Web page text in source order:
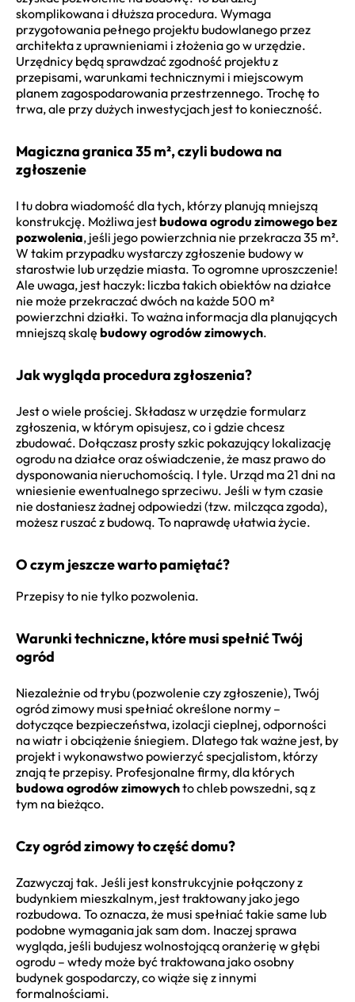
skomplikowana i dłuższa procedura. Wymaga
przygotowania pełnego projektu budowlanego przez
architekta z uprawnieniami i złożenia go w urzędzie.
Urzędnicy będą sprawdzać zgodność projektu z
przepisami, warunkami technicznymi i miejscowym
planem zagospodarowania przestrzennego. Trochę to
trwa, ale przy dużych inwestycjach jest to konieczność.
Magiczna granica 35 m², czyli budowa na
zgłoszenie
I tu dobra wiadomość dla tych, którzy planują mniejszą
konstrukcję. Możliwa jestbudowa ogrodu zimowego bez
pozwolenia, jeśli jego powierzchnia nie przekracza 35 m².
W takim przypadku wystarczy zgłoszenie budowy w
starostwie lub urzędzie miasta. To ogromne uproszczenie!
Ale uwaga, jest haczyk: liczba takich obiektów na działce
nie może przekraczać dwóch na każde 500 m²
powierzchni działki. To ważna informacja dla planujących
mniejszą skalę budowy ogrodów zimowych.
Jak wygląda procedura zgłoszenia?
Jest o wiele prościej. Składasz w urzędzie formularz
zgłoszenia, w którym opisujesz, co i gdzie chcesz
zbudować. Dołączasz prosty szkic pokazujący lokalizację
ogrodu na działce oraz oświadczenie, że masz prawo do
dysponowania nieruchomością. I tyle. Urząd ma 21 dni na
wniesienie ewentualnego sprzeciwu. Jeśli w tym czasie
nie dostaniesz żadnej odpowiedzi (tzw. milcząca zgoda),
możesz ruszać z budową. To naprawdę ułatwia życie.
O czym jeszcze warto pamiętać?
Przepisy to nie tylko pozwolenia.
Warunki techniczne, które musi spełnić Twój
ogród
Niezależnie od trybu (pozwolenie czy zgłoszenie), Twój
ogród zimowy musi spełniać określone normy –
dotyczące bezpieczeństwa, izolacji cieplnej, odporności
na wiatr i obciążenie śniegiem. Dlatego tak ważne jest, by
projekt i wykonawstwo powierzyć specjalistom, którzy
znają te przepisy. Profesjonalne firmy, dla których
budowa ogrodów zimowychto chleb powszedni, są z
tym na bieżąco.
Czy ogród zimowy to część domu?
Zazwyczaj tak. Jeśli jest konstrukcyjnie połączony z
budynkiem mieszkalnym, jest traktowany jako jego
rozbudowa. To oznacza, że musi spełniać takie same lub
podobne wymagania jak sam dom. Inaczej sprawa
wygląda, jeśli budujesz wolnostojącą oranżerię w głębi
ogrodu – wtedy może być traktowana jako osobny
budynek gospodarczy, co wiąże się z innymi
formalnościami.